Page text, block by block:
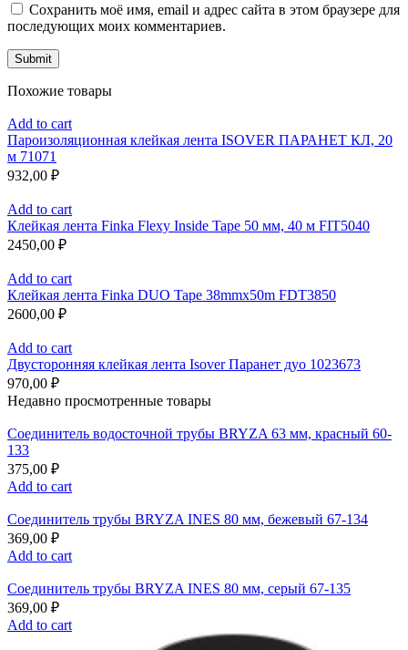
Сохранить моё имя, email и адрес сайта в этом браузере для
последующих моих комментариев.
Похожие товары
Add to cart
Пароизоляционная клейкая лента ISOVER ПАРАНЕТ КЛ, 20
м 71071
932,00 ₽
Add to cart
Клейкая лента Finka Flexy Inside Tape 50 мм, 40 м FIT5040
2450,00 ₽
Add to cart
Клейкая лента Finka DUO Tape 38mmx50m FDT3850
2600,00 ₽
Add to cart
Двусторонняя клейкая лента Isover Паранет дуо 1023673
970,00 ₽
Недавно просмотренные товары
Соединитель водосточной трубы BRYZA 63 мм, краcный 60-
133
375,00 ₽
Add to cart
Соединитель трубы BRYZA INES 80 мм, бежевый 67-134
369,00 ₽
Add to cart
Соединитель трубы BRYZA INES 80 мм, серый 67-135
369,00 ₽
Add to cart